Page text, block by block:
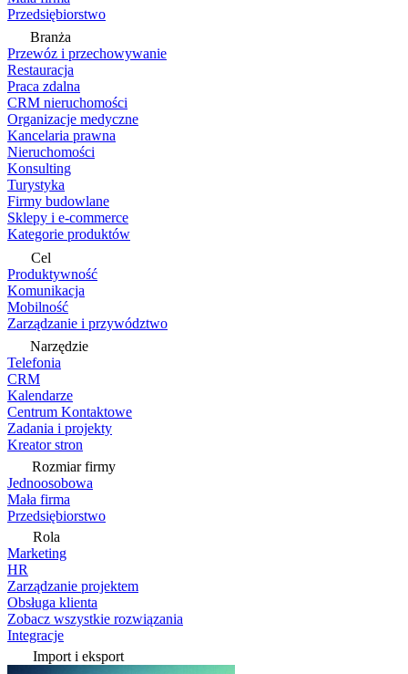
Przedsiębiorstwo
Branża
Przewóz i przechowywanie
Restauracja
Praca zdalna
CRM nieruchomości
Organizacje medyczne
Kancelaria prawna
Nieruchomości
Konsulting
Turystyka
Firmy budowlane
Sklepy i e-commerce
Kategorie produktów
Cel
Produktywność
Komunikacja
Mobilność
Zarządzanie i przywództwo
Narzędzie
Telefonia
CRM
Kalendarze
Centrum Kontaktowe
Zadania i projekty
Kreator stron
Rozmiar firmy
Jednoosobowa
Mała firma
Przedsiębiorstwo
Rola
Marketing
HR
Zarządzanie projektem
Obsługa klienta
Zobacz wszystkie rozwiązania
Integracje
Import i eksport